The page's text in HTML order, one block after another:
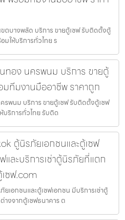
ตบางพลัด บริการ ขายตู้เซฟ รับติดตั้งตู้
ให้บริการทั่วไทย ร
ทอง นครพนม บริการ ขายตู้
ทีมงานมืออาชีพ ราคาถูก
รพนม บริการ ขายตู้เซฟ รับติดตั้งตู้เซฟ
ริการทั่วไทย รับติด
ตู้นิรภัยเอกชนและตู้เซฟ
และบริการเช่าตู้นิรภัยที่แตก
ซฟ.com
เอกชนและตู้เซฟเอกชน มีบริการเช่าตู้
างจากตู้เซฟธนาคาร ต